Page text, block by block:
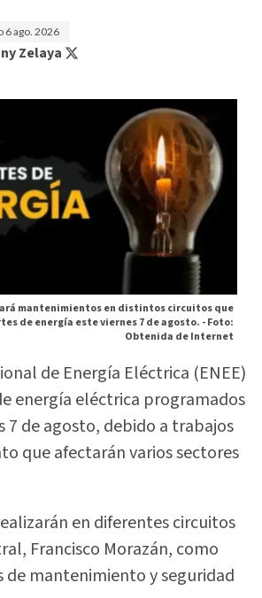
6 ago. 2026
Zelaya
mantenimientos en distintos circuitos que
de energía este viernes 7 de agosto. -Foto:
Obtenida de Internet
de Energía Eléctrica (ENEE)
energía eléctrica programados
7 de agosto, debido a trabajos
que afectarán varios sectores
en diferentes circuitos
Francisco Morazán, como
de mantenimiento y seguridad